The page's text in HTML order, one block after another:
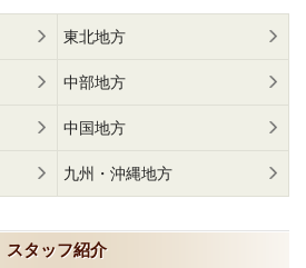
東北地方
中部地方
中国地方
九州・沖縄地方
スタッフ紹介